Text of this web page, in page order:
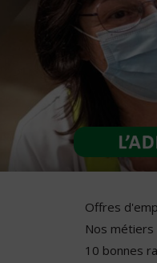
Offres
Nos métiers
10 bonnes